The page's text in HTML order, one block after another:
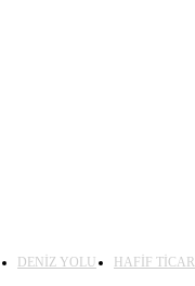
DENİZ YOLU HAFİF TİCARİ